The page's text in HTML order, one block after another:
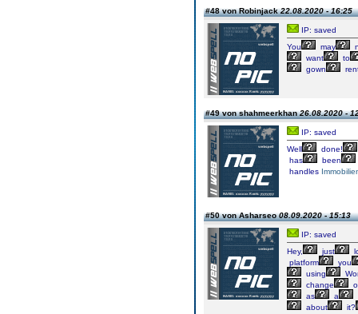
#48 von Robinjack22.08.2020 - 16:25
IP: saved
You
may
want
to
gown
#49 von shahmeerkhan26.08.2020 -
IP: saved
Well
done!
has
been
handles
#50 von Asharseo08.09.2020 - 15:13
IP: saved
Hey,
just
platform
you
using
change
as
a
about
it?